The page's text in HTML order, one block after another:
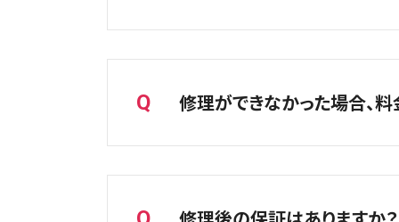
A
【店頭修理の場合】
iPhone修理の場合はほとんどの修
直接ご希望の店舗までお電話でお
Q 修理ができなかった場合、料
A
店頭での修理前のお見積り相談は
尚、調査後に修理をご依頼いただい